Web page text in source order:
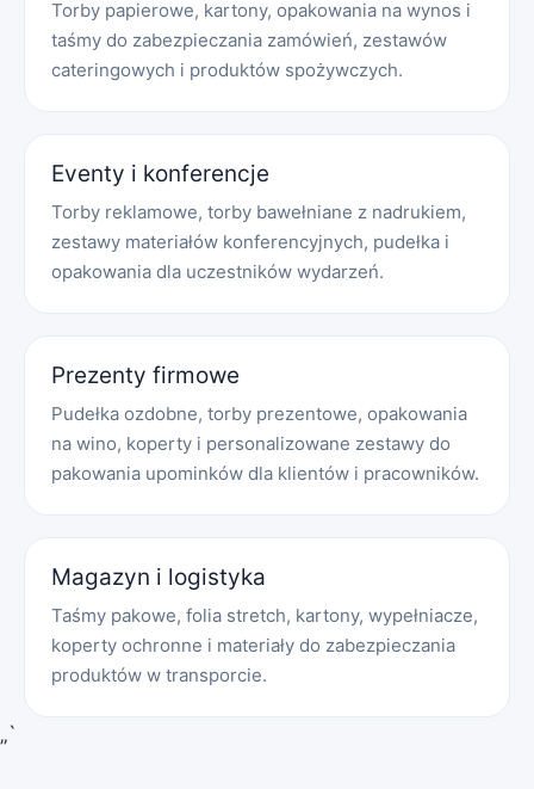
Torby papierowe, kartony, opakowania na wynos i
taśmy do zabezpieczania zamówień, zestawów
cateringowych i produktów spożywczych.
Eventy i konferencje
Torby reklamowe, torby bawełniane z nadrukiem,
zestawy materiałów konferencyjnych, pudełka i
opakowania dla uczestników wydarzeń.
Prezenty firmowe
Pudełka ozdobne, torby prezentowe, opakowania
na wino, koperty i personalizowane zestawy do
pakowania upominków dla klientów i pracowników.
Magazyn i logistyka
Taśmy pakowe, folia stretch, kartony, wypełniacze,
koperty ochronne i materiały do zabezpieczania
produktów w transporcie.
„`